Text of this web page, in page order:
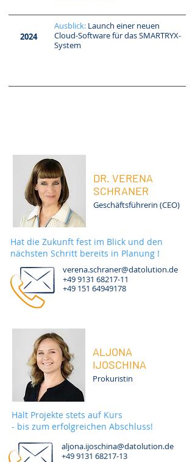
2024
Ausblick: Launch einer neuen
Cloud-Software für das SMARTRYX-
System
DR. VERENA
SCHRANER
Geschäftsführerin (CEO)
Hat die Zukunft fest im Blick und den
nächsten Schritt bereits in Planung !
verena.schraner@datolution.de
+49 9131 68217-11
+49 151 64949178
ALJONA
IJOSCHINA
Prokuristin
Hält Projekte stets auf Kurs
- bis zum erfolgreichen Abschluss!
aljona.ijoschina@datolution.de
+49 9131 68217-13